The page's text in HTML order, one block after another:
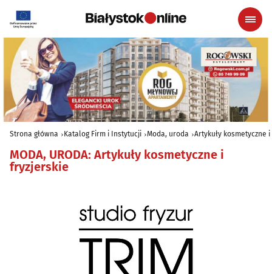
Strona główna Katalog Firm i Instytucji Moda, uroda Artykuły kosmetyczne
MODA, URODA: Artykuły kosmetyczne i
fryzjerskie